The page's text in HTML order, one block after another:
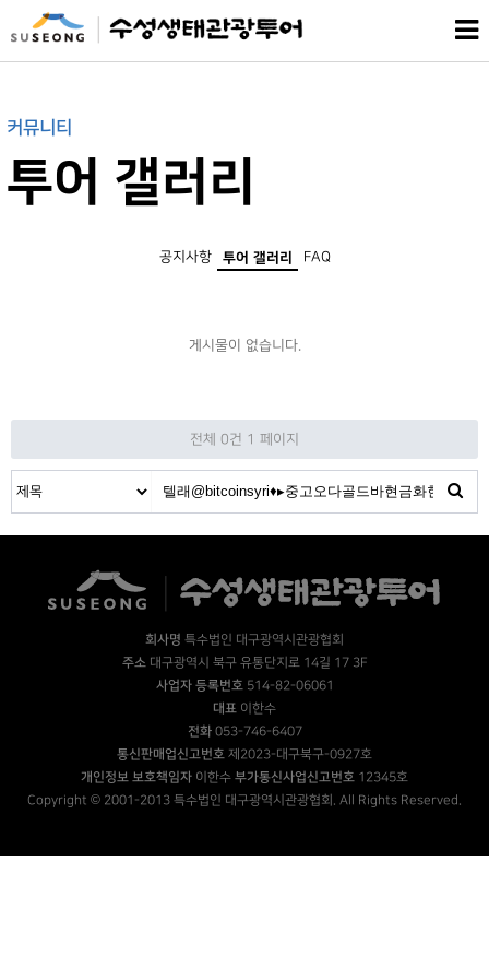
커뮤니티
투어 갤러리
공지사항 투어 갤러리 FAQ
게시물이 없습니다.
전체 0건 1 페이지
회사명 특수법인 대구광역시관광협회
주소대구광역시 북구 유통단지로 14길 17 3F
사업자 등록번호514-82-06061
대표 이한수
전화053-746-6407
통신판매업신고번호 제2023-대구북구-0927호
개인정보 보호책임자 이한수 부가통신사업신고번호 12345호
Copyright © 2001-2013 특수법인 대구광역시관광협회. All Rights Reserved.